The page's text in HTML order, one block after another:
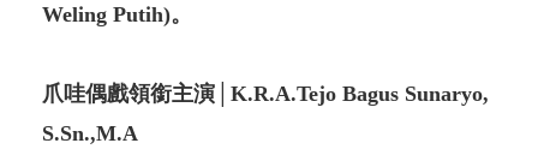
Weling Putih)。
爪哇偶戲領銜主演│K.R.A.Tejo Bagus Sunaryo,
S.Sn.,M.A